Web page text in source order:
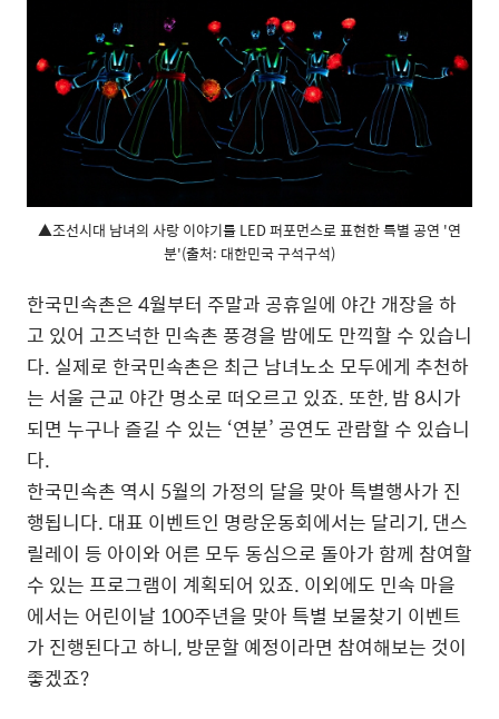
▲조선시대 남녀의 사랑 이야기를 LED 퍼포먼스로 표현한 특별 공연 '연
분'(출처: 대한민국 구석구석)
한국민속촌은 4월부터 주말과 공휴일에 야간 개장을 하
고 있어 고즈넉한 민속촌 풍경을 밤에도 만끽할 수 있습니
다. 실제로 한국민속촌은 최근 남녀노소 모두에게 추천하
는 서울 근교 야간 명소로 떠오르고 있죠. 또한, 밤 8시가
되면 누구나 즐길 수 있는 ‘연분’ 공연도 관람할 수 있습니
다.
한국민속촌 역시 5월의 가정의 달을 맞아 특별행사가 진
행됩니다. 대표 이벤트인 명랑운동회에서는 달리기, 댄스
릴레이 등 아이와 어른 모두 동심으로 돌아가 함께 참여할
수 있는 프로그램이 계획되어 있죠. 이외에도 민속 마을
에서는 어린이날 100주년을 맞아 특별 보물찾기 이벤트
가 진행된다고 하니, 방문할 예정이라면 참여해보는 것이
좋겠죠?